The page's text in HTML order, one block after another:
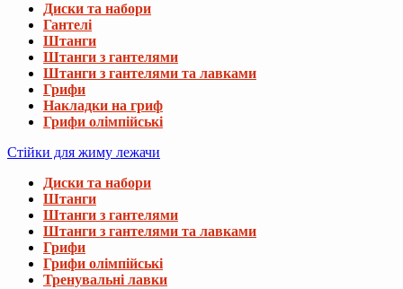
Диски та набори
Гантелі
Штанги
Штанги з гантелями
Штанги з гантелями та лавками
Грифи
Накладки на гриф
Грифи олімпійські
Стійки для жиму лежачи
Диски та набори
Штанги
Штанги з гантелями
Штанги з гантелями та лавками
Грифи
Грифи олімпійські
Тренувальні лавки